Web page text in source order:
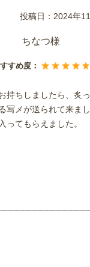
ちなつ様
投稿日： 2024年
すめ度：
持ちしましたら、炙
写メが送られて来ま
ってもらえました。